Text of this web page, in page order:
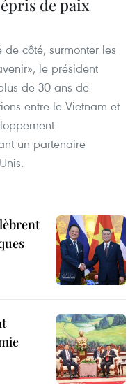
de paix
de côté, surmonter les
le président
de 30 ans de
entre le Vietnam et
un partenaire